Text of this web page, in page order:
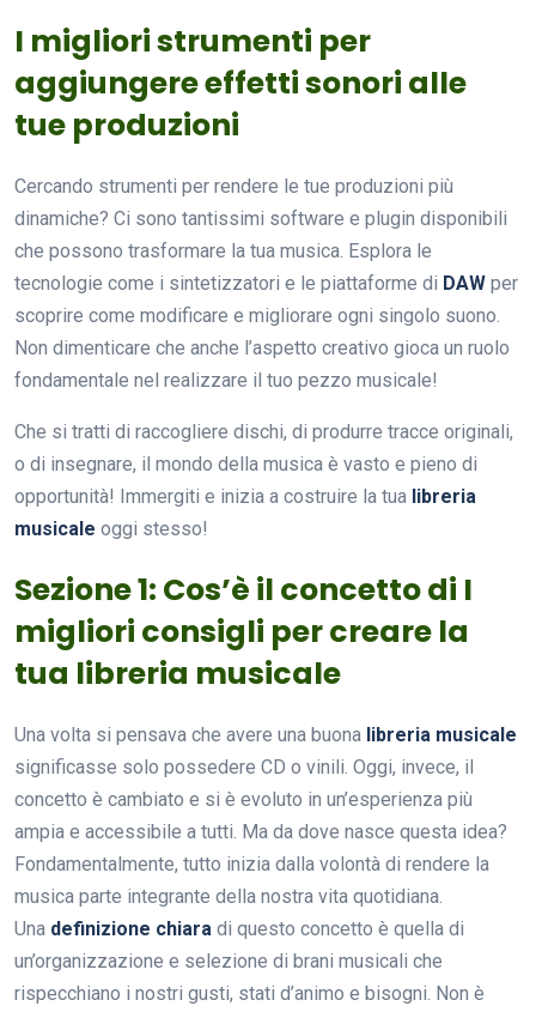
I migliori strumenti per
aggiungere effetti sonori alle
tue produzioni
Cercando strumenti per rendere le tue produzioni più
dinamiche? Ci sono tantissimi software e plugin disponibili
che possono trasformare la tua musica. Esplora le
tecnologie come i sintetizzatori e le piattaforme di DAW per
scoprire come modificare e migliorare ogni singolo suono.
Non dimenticare che anche l’aspetto creativo gioca un ruolo
fondamentale nel realizzare il tuo pezzo musicale!
Che si tratti di raccogliere dischi, di produrre tracce originali,
o di insegnare, il mondo della musica è vasto e pieno di
opportunità! Immergiti e inizia a costruire la tua libreria
musicale oggi stesso!
Sezione 1: Cos’è il concetto di I
migliori consigli per creare la
tua libreria musicale
Una volta si pensava che avere una buona libreria musicale
significasse solo possedere CD o vinili. Oggi, invece, il
concetto è cambiato e si è evoluto in un’esperienza più
ampia e accessibile a tutti. Ma da dove nasce questa idea?
Fondamentalmente, tutto inizia dalla volontà di rendere la
musica parte integrante della nostra vita quotidiana.
Una definizione chiara di questo concetto è quella di
un’organizzazione e selezione di brani musicali che
rispecchiano i nostri gusti, stati d’animo e bisogni. Non è